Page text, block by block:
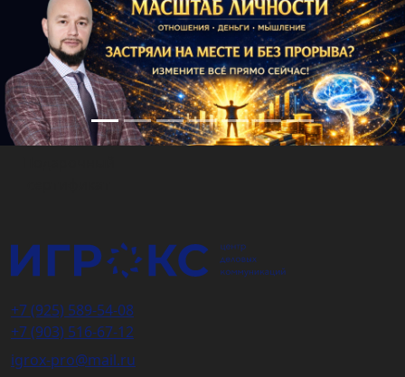
+7 (925) 589-54-08
+7 (903) 516-67-12
igrox-pro@mail.ru